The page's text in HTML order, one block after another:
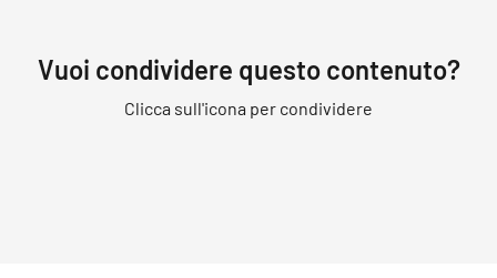
Vuoi condividere questo contenuto?
Clicca sull'icona per condividere